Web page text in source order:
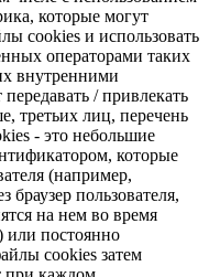
которые могут
cookies и использовать
операторами таких
внутренними
/ привлекать
третьих лиц, перечень
- это небольшие
которые
(например,
пользователя,
на нем во время
или постоянно
cookies затем